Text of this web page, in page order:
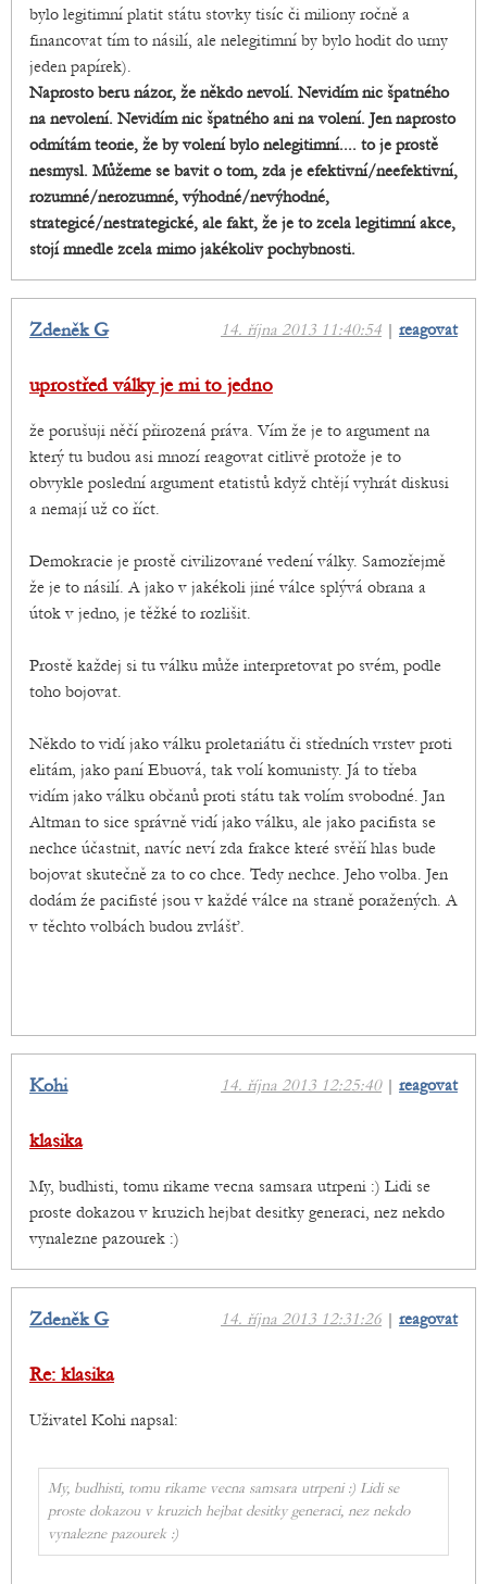
bylo legitimní platit státu stovky tisíc či miliony ročně a
financovat tím to násilí, ale nelegitimní by bylo hodit do urny
jeden papírek).
Naprosto beru názor, že někdo nevolí. Nevidím nic špatného
na nevolení. Nevidím nic špatného ani na volení. Jen naprosto
odmítám teorie, že by volení bylo nelegitimní.... to je prostě
nesmysl. Můžeme se bavit o tom, zda je efektivní/neefektivní,
rozumné/nerozumné, výhodné/nevýhodné,
strategicé/nestrategické, ale fakt, že je to zcela legitimní akce,
stojí mnedle zcela mimo jakékoliv pochybnosti.
14. října 2013 11:40:54 | reagovat
Zdeněk G
uprostřed války je mi to jedno
že porušuji něčí přirozená práva. Vím že je to argument na
který tu budou asi mnozí reagovat citlivě protože je to
obvykle poslední argument etatistů když chtějí vyhrát diskusi
a nemají už co říct.
Demokracie je prostě civilizované vedení války. Samozřejmě
že je to násilí. A jako v jakékoli jiné válce splývá obrana a
útok v jedno, je těžké to rozlišit.
Prostě každej si tu válku může interpretovat po svém, podle
toho bojovat.
Někdo to vidí jako válku proletariátu či středních vrstev proti
elitám, jako paní Ebuová, tak volí komunisty. Já to třeba
vidím jako válku občanů proti státu tak volím svobodné. Jan
Altman to sice správně vidí jako válku, ale jako pacifista se
nechce účastnit, navíc neví zda frakce které svěří hlas bude
bojovat skutečně za to co chce. Tedy nechce. Jeho volba. Jen
dodám źe pacifisté jsou v každé válce na straně poražených. A
v těchto volbách budou zvlášť.
14. října 2013 12:25:40| reagovat
Kohi
klasika
My, budhisti, tomu rikame vecna samsara utrpeni :) Lidi se
proste dokazou v kruzich hejbat desitky generaci, nez nekdo
vynalezne pazourek :)
14. října 2013 12:31:26 | reagovat
Zdeněk G
Re: klasika
Uživatel Kohi napsal:
My, budhisti, tomu rikame vecna samsara utrpeni :) Lidi se
proste dokazou v kruzich hejbat desitky generaci, nez nekdo
vynalezne pazourek :)